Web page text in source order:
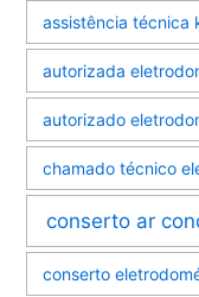
assistência técnica
autorizada
autorizado
chamado técnico
conserto ar
conserto